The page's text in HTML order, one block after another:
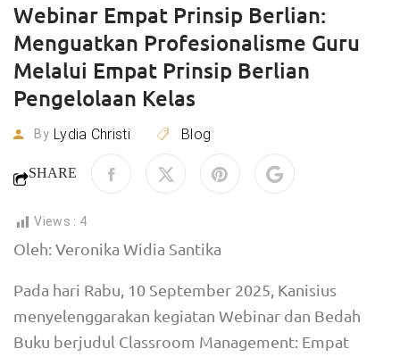
Webinar Empat Prinsip Berlian:
Menguatkan Profesionalisme Guru
Melalui Empat Prinsip Berlian
Pengelolaan Kelas
By Lydia Christi Blog
SHARE
Views : 4
Oleh: Veronika Widia Santika
Pada hari Rabu, 10 September 2025, Kanisius
menyelenggarakan kegiatan Webinar dan Bedah
Buku berjudul Classroom Management: Empat